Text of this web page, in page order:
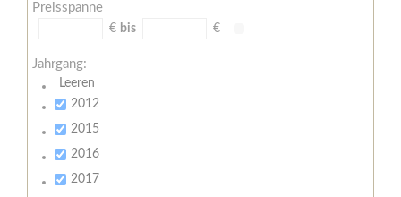
Zahlungsbedingungen
Preisspanne
€ bis €
Jahrgang:
Leeren
2012
2015
2016
2017